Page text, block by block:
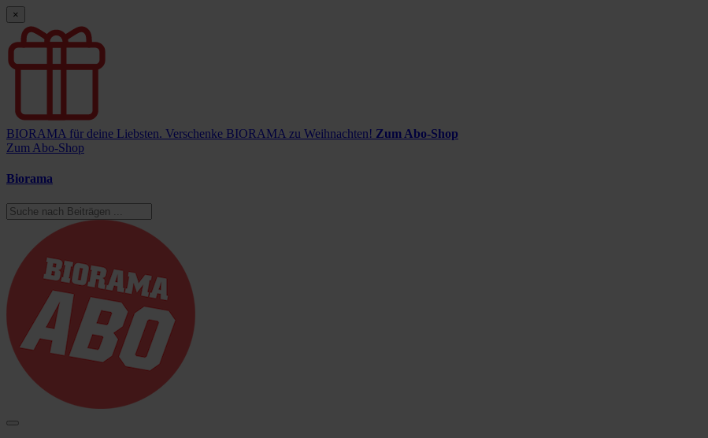
×
BIORAMA für deine Liebsten. Verschenke BIORAMA zu Weihnachten! Zum Abo-Shop
Zum Abo-Shop
Biorama